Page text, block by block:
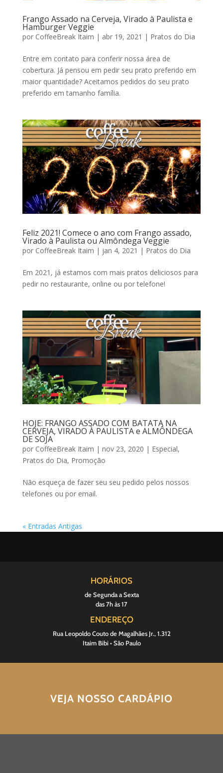
Frango Assado na Cerveja, Virado à Paulista e
Hamburger Veggie
por CoffeeBreak Itaim | abr 19, 2021 | Pratos do Dia
Entre em contato para conferir nossa área de
cobertura. Já pensou em pedir seu prato preferido em
maior quantidade? Aceitamos pedidos do seu prato
preferido em tamanho família.
Feliz 2021! Comece o ano com Frango assado,
Virado à Paulista ou Almôndega Veggie
por CoffeeBreak Itaim | jan 4, 2021 | Pratos do Dia
Em 2021, já estamos com mais pratos deliciosos para
pedir no restaurante, online ou por telefone!
HOJE: FRANGO ASSADO COM BATATA NA
CERVEJA, VIRADO À PAULISTA e ALMÔNDEGA
DE SOJA
por CoffeeBreak Itaim | nov 23, 2020 | Especial,
Pratos do Dia, Promoção
Não esqueça de fazer seu seu pedido pelos nossos
telefones ou por email.
« Entradas Antigas
HORÁRIOS
de Segunda a Sexta
das 7h às 17
ENDEREÇO
Rua Leopoldo Couto de Magalhães Jr., 1.312
Itaim Bibi • São Paulo
VEJA NOSSO CARDÁPIO